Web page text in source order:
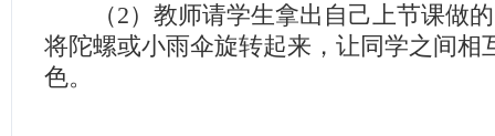
（2）教师请学生拿出自己上节课做的
将陀螺或小雨伞旋转起来，让同学之间相
色。